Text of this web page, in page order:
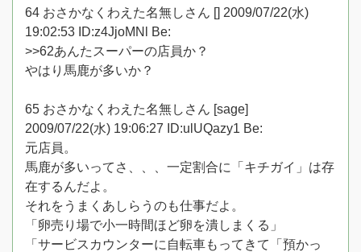
64 おさかなくわえた名無しさん [] 2009/07/22(水)
19:02:53 ID:z4JjoMNl Be:
>>62あんたスーパーの店員か？
やはり馬鹿が多いか？
65 おさかなくわえた名無しさん [sage]
2009/07/22(水) 19:06:27 ID:ulUQazy1 Be:
元店員。
馬鹿が多いってさ、、、一定割合に「キチガイ」は存
在するんだよ。
それをうまくあしらうのも仕事だよ。
「卵売り場で小一時間ほど卵を潰しまくる」
「サービスカウンターに自転車もってきて「預かっ